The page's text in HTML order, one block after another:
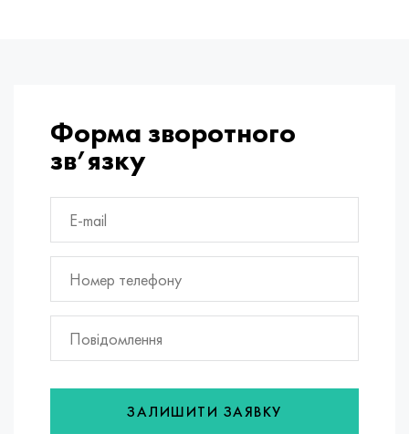
Форма зворотного
зв’язку
ЗАЛИШИТИ ЗАЯВКУ